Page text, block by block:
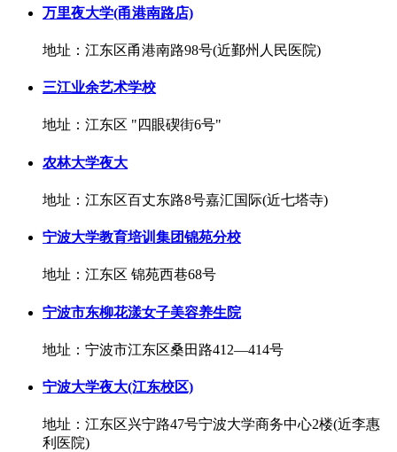
万里夜大学(甬港南路店)
地址：江东区甬港南路98号(近鄞州人民医院)
三江业余艺术学校
地址：江东区 "四眼碶街6号"
农林大学夜大
地址：江东区百丈东路8号嘉汇国际(近七塔寺)
宁波大学教育培训集团锦苑分校
地址：江东区 锦苑西巷68号
宁波市东柳花漾女子美容养生院
地址：宁波市江东区桑田路412—414号
宁波大学夜大(江东校区)
地址：江东区兴宁路47号宁波大学商务中心2楼(近李惠
利医院)